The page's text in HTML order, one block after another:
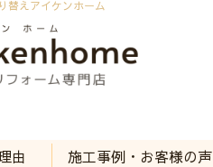
替えアイケンホーム
由
施工事例・お客様の声